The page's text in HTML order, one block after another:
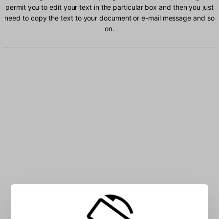
permit you to edit your text in the particular box and then you just
need to copy the text to your document or e-mail message and so
on.
Type Ewondo characters into the box: